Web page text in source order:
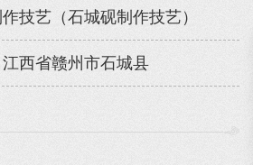
技艺（石城砚制作技艺）
西省赣州市石城县